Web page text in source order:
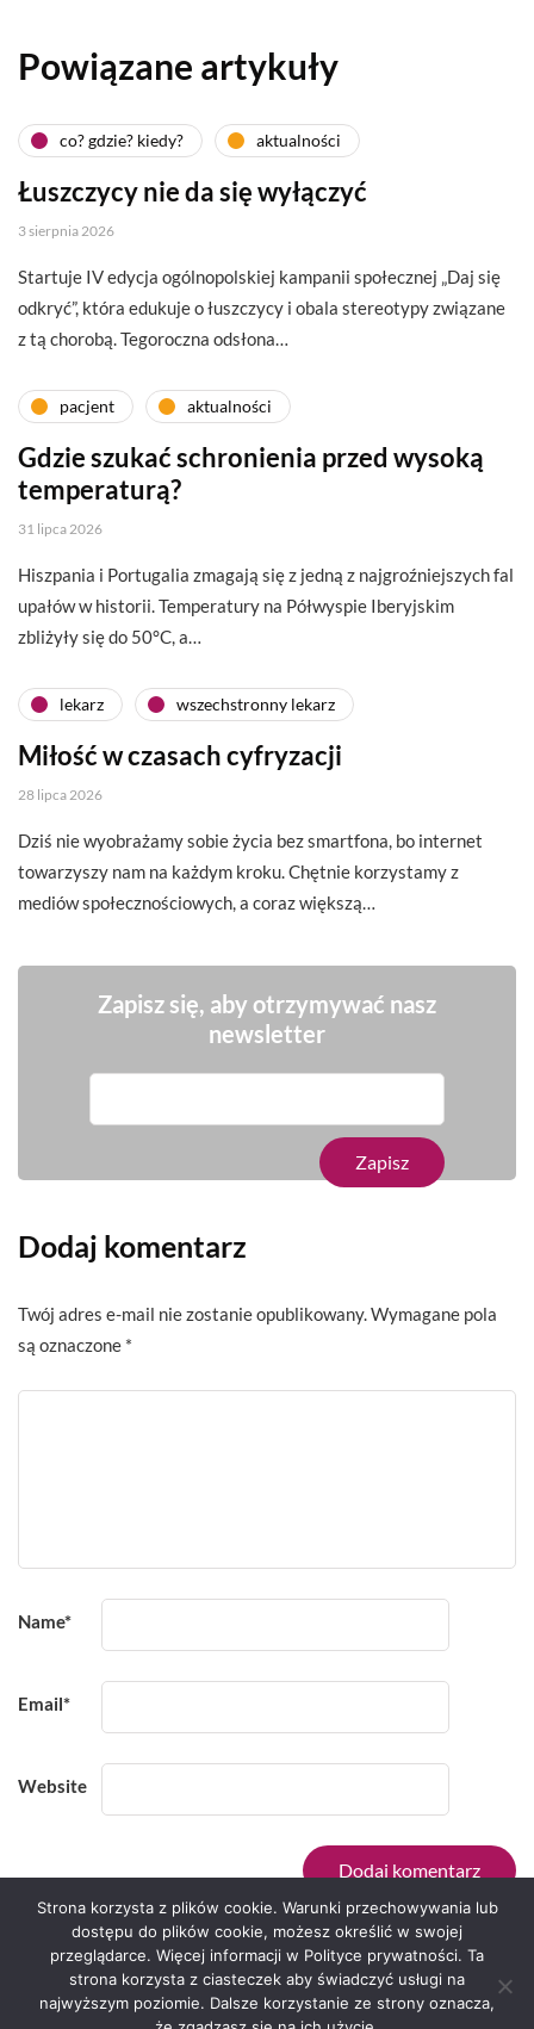
Powiązane artykuły
co? gdzie? kiedy? aktualności
Łuszczycy nie da się wyłączyć
3 sierpnia 2026
Startuje IV edycja ogólnopolskiej kampanii społecznej „Daj się
odkryć”, która edukuje o łuszczycy i obala stereotypy związane
z tą chorobą. Tegoroczna odsłona…
pacjent aktualności
Gdzie szukać schronienia przed wysoką
temperaturą?
31 lipca 2026
Hiszpania i Portugalia zmagają się z jedną z najgroźniejszych fal
upałów w historii. Temperatury na Półwyspie Iberyjskim
zbliżyły się do 50°C, a…
lekarz wszechstronny lekarz
Miłość w czasach cyfryzacji
28 lipca 2026
Dziś nie wyobrażamy sobie życia bez smartfona, bo internet
towarzyszy nam na każdym kroku. Chętnie korzystamy z
mediów społecznościowych, a coraz większą…
Zapisz się, aby otrzymywać nasz
newsletter
Dodaj komentarz
Twój adres e-mail nie zostanie opublikowany. Wymagane pola
są oznaczone *
Name*
Email*
Website
Serwis zaprojektował Grzegorz Sztank .
Strona korzysta z plików cookie. Warunki przechowywania lub
dostępu do plików cookie, możesz określić w swojej
przeglądarce. Więcej informacji w Polityce prywatności. Ta
strona korzysta z ciasteczek aby świadczyć usługi na
najwyższym poziomie. Dalsze korzystanie ze strony oznacza,